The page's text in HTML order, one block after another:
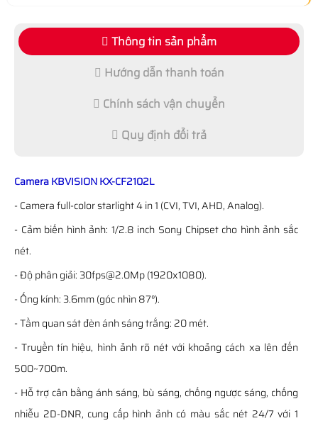
Thông tin sản phẩm
Hướng dẫn thanh toán
Chính sách vận chuyển
Quy định đổi trả
Camera KBVISION KX-CF2102L
- Camera full-color starlight 4 in 1 (CVI, TVI, AHD, Analog).
- Cảm biến hình ảnh: 1/2.8 inch Sony Chipset cho hình ảnh sắc
nét.
- Độ phân giải: 30fps@2.0Mp (1920x1080).
- Ống kính: 3.6mm (góc nhìn 87°).
- Tầm quan sát đèn ánh sáng trắng: 20 mét.
- Truyền tín hiệu, hình ảnh rõ nét với khoảng cách xa lên đến
500~700m.
- Hỗ trợ cân bằng ánh sáng, bù sáng, chống ngược sáng, chống
nhiễu 2D-DNR, cung cấp hình ảnh có màu sắc nét 24/7 với 1